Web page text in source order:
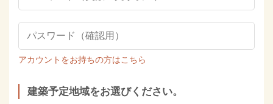
アカウントをお持ちの方はこちら
建築予定地域をお選びください。